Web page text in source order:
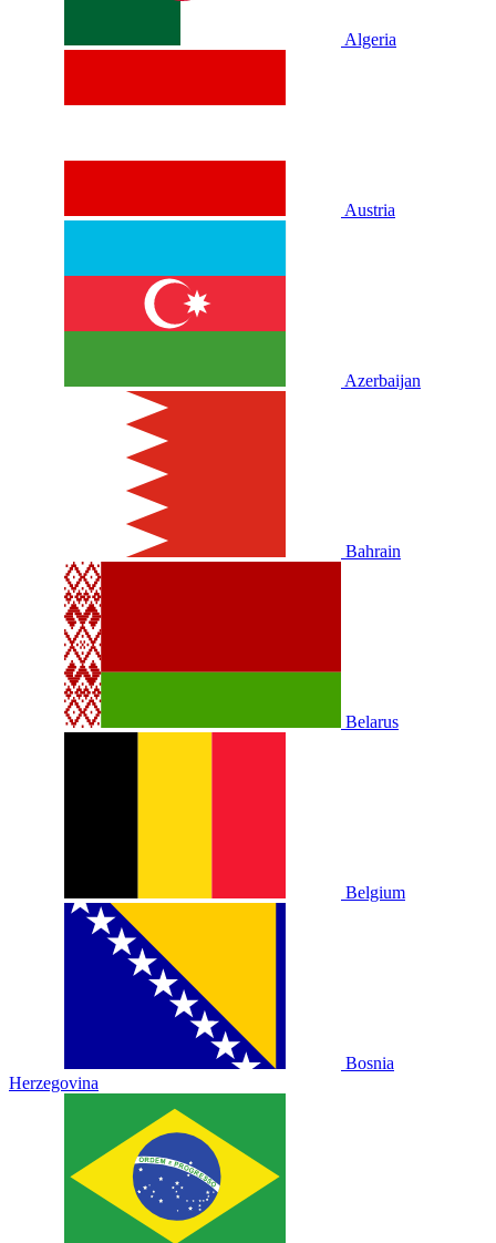
Algeria
Austria
Azerbaijan
Bahrain
Belarus
Belgium
Bosnia
Herzegovina